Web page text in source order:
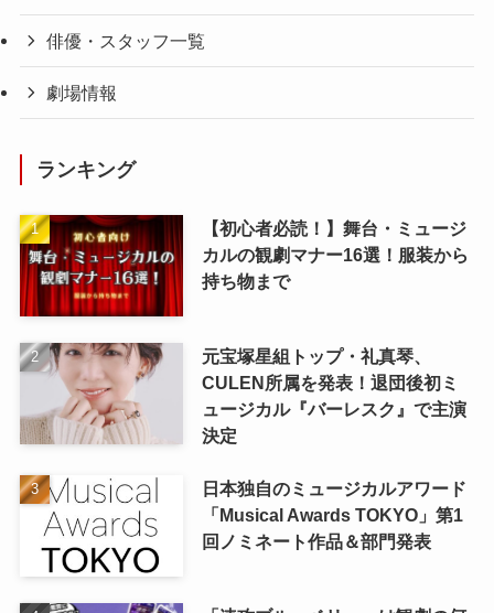
俳優・スタッフ一覧
劇場情報
ランキング
【初心者必読！】舞台・ミュージ
カルの観劇マナー16選！服装から
持ち物まで
元宝塚星組トップ・礼真琴、
CULEN所属を発表！退団後初ミ
ュージカル『バーレスク』で主演
決定
日本独自のミュージカルアワード
「Musical Awards TOKYO」第1
回ノミネート作品＆部門発表